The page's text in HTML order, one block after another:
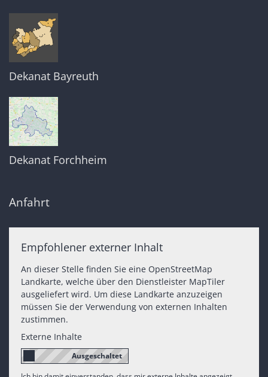
Dekanat Bayreuth
Dekanat Forchheim
Anfahrt
Empfohlener externer Inhalt
An dieser Stelle finden Sie eine OpenStreetMap
Landkarte, welche über den Dienstleister MapTiler
ausgeliefert wird. Um diese Landkarte anzuzeigen
müssen Sie der Verwendung von externen Inhalten
zustimmen.
Externe Inhalte